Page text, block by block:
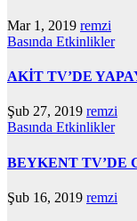
Mar 1, 2019 remzi
Basında Etkinlikler
AKİT TV’DE
Şub 27, 2019 remzi
Basında Etkinlikler
BEYKENT TV’DE
Şub 16, 2019 remzi